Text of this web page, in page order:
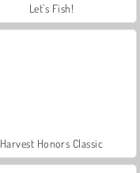
Let's Fish!
Harvest Honors Classic